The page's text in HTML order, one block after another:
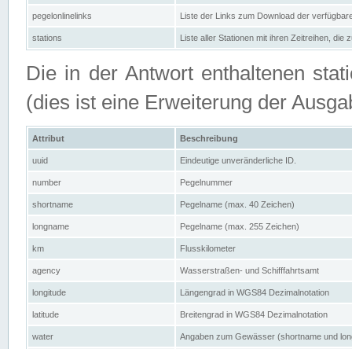
pegelonlinelinks Liste der Links zum Download der
stations Liste aller Stationen mit ihren Zeitreihen, die
Die in der Antwort enthaltenen
(dies ist eine Erweiterung der
Attribut Beschreibung
uuid Eindeutige unveränderliche ID.
number Pegelnummer
shortname Pegelname (max. 40 Zeichen)
longname Pegelname (max. 255 Zeichen)
km Flusskilometer
agency Wasserstraßen- und Schifffahrtsamt
longitude Längengrad in WGS84 Dezimalnotation
latitude Breitengrad in WGS84 Dezimalnotation
water Angaben zum Gewässer (shortname und